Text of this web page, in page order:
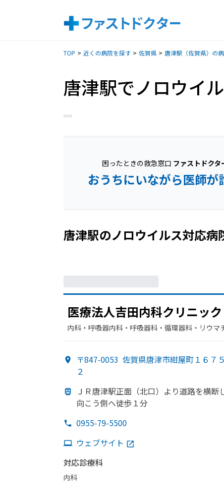
TOP 近くの病院を探す 佐賀県 唐津駅（佐賀県）の
唐津駅でノロウイ
困ったときの救急窓口 ファストドクタ
おうちにいながら医師が
唐津駅のノロウイルス対応病
医療法人吉田内科クリニック
内科・​呼吸器内科・​呼吸器科・​循環器科・​リウマ
〒847-0053 佐賀県唐津市紺屋町１６７
２
ＪＲ唐津駅正面 （北口）より道路を横断
向こう側へ徒歩１分
0955-79-5500
ウェブサイト
対応診療科
内科